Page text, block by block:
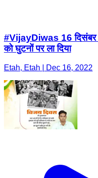
#VijayDiwas 16 दिसंबर
को घुटनों पर ला दिया
Etah, Etah | Dec 16, 2022